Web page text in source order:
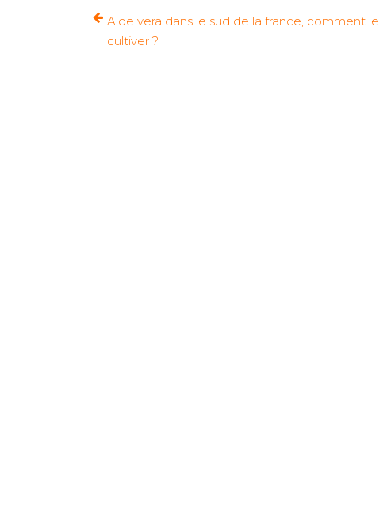
Aloe vera dans le sud de la france, comment le
cultiver ?